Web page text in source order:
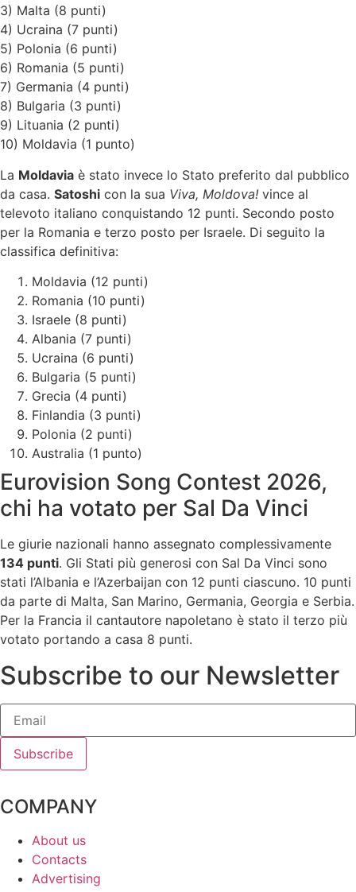
3) Malta (8 punti)
4) Ucraina (7 punti)
5) Polonia (6 punti)
6) Romania (5 punti)
7) Germania (4 punti)
8) Bulgaria (3 punti)
9) Lituania (2 punti)
10) Moldavia (1 punto)
La Moldavia è stato invece lo Stato preferito dal pubblico
da casa. Satoshi con la sua Viva, Moldova! vince al
televoto italiano conquistando 12 punti. Secondo posto
per la Romania e terzo posto per Israele. Di seguito la
classifica definitiva:
Moldavia (12 punti)
Romania (10 punti)
Israele (8 punti)
Albania (7 punti)
Ucraina (6 punti)
Bulgaria (5 punti)
Grecia (4 punti)
Finlandia (3 punti)
Polonia (2 punti)
Australia (1 punto)
Eurovision Song Contest 2026,
chi ha votato per Sal Da Vinci
Le giurie nazionali hanno assegnato complessivamente
134 punti. Gli Stati più generosi con Sal Da Vinci sono
stati l’Albania e l’Azerbaijan con 12 punti ciascuno. 10 punti
da parte di Malta, San Marino, Germania, Georgia e Serbia.
Per la Francia il cantautore napoletano è stato il terzo più
votato portando a casa 8 punti.
Subscribe to our Newsletter
Subscribe
COMPANY
About us
Contacts
Advertising